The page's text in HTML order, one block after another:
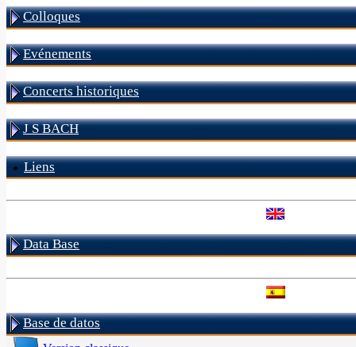
Colloques
Evénements
Concerts historiques
J S BACH
Liens
Data Base
Base de datos